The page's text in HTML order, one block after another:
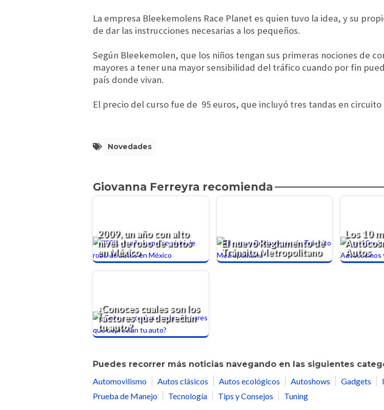
La empresa Bleekemolens Race Planet es quien tuvo la idea, y su
de dar las instrucciones necesarias a los pequeños.
Según Bleekemolen, que los niños tengan sus primeras nociones de
mayores a tener una mayor sensibilidad del tráfico cuando por fin
país donde vivan.
El precio del curso fue de 95 euros, que incluyó tres tandas en circuito
Novedades
Giovanna Ferreyra recomienda
2009, un año con alto
nivel de robo de autos
en México
El nuevo Reglamento de
Tránsito Metropolitano
Los 10
Autos
¿Conoces cuales son los
factores que deprecian
tu auto?
Puedes recorrer más noticias navegando en las siguientes
Automovilismo
Autos clásicos Autos ecológicos Autoshows Gadgets
Prueba de Manejo
Tecnología Tips y Consejos Tuning